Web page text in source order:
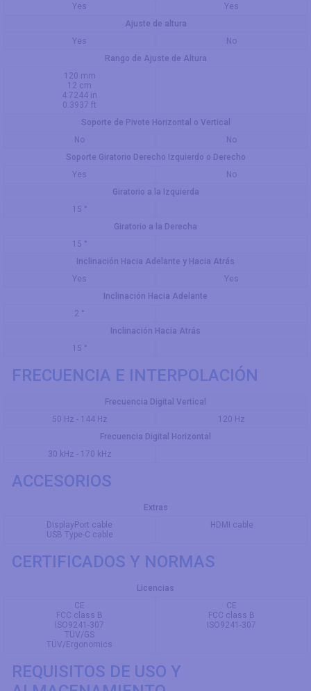
Yes
Yes
Ajuste de altura
Yes
No
Rango de Ajuste de Altura
120 mm
12 cm
4.7244 in
0.3937 ft
Soporte de Pivote Horizontal o Vertical
No
No
Soporte Giratorio Derecho Izquierdo o Derecho
Yes
No
Giratorio a la Izquierda
15 °
Giratorio a la Derecha
15 °
Inclinación Hacia Adelante y Hacia Atrás
Yes
Yes
Inclinación Hacia Adelante
2 °
Inclinación Hacia Atrás
15 °
FRECUENCIA E INTERPOLACIÓN
Frecuencia Digital Vertical
50 Hz - 144 Hz
120 Hz
Frecuencia Digital Horizontal
30 kHz - 170 kHz
ACCESORIOS
Extras
DisplayPort cable
USB Type-C cable
HDMI cable
CERTIFICADOS Y NORMAS
Licencias
CE
FCC class B
ISO9241-307
TÜV/GS
TÜV/Ergonomics
CE
FCC class B
ISO9241-307
REQUISITOS DE USO Y